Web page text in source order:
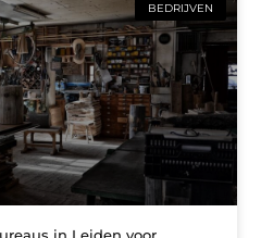
BEDRIJVEN